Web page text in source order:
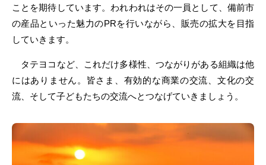
ことを期待しています。われわれはその一員として、備前市
の産品といった魅力のPRを行いながら、販売の拡大を目指
していきます。
タテヨコなど、これだけ多様性、つながりがある組織は他
にはありません。皆さま、有効的な商業の交流、文化の交
流、そして子どもたちの交流へとつなげていきましょう。